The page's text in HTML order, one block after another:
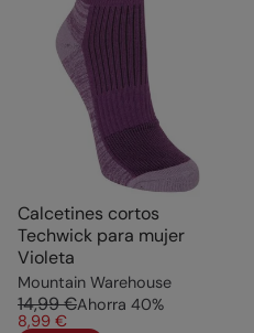
Calcetines cortos
Techwick para mujer
Violeta
Mountain Warehouse
14,99 €Ahorra 40%
8,99 €